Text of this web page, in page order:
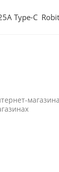
Type-C